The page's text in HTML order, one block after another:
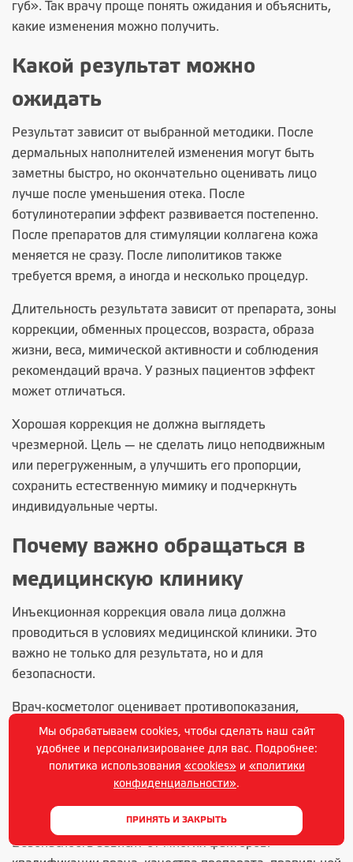
губ». Так врачу проще понять ожидания и объяснить,
какие изменения можно получить.
Какой результат можно
ожидать
Результат зависит от выбранной методики. После
дермальных наполнителей изменения могут быть
заметны быстро, но окончательно оценивать лицо
лучше после уменьшения отека. После
ботулинотерапии эффект развивается постепенно.
После препаратов для стимуляции коллагена кожа
меняется не сразу. После липолитиков также
требуется время, а иногда и несколько процедур.
Длительность результата зависит от препарата, зоны
коррекции, обменных процессов, возраста, образа
жизни, веса, мимической активности и соблюдения
рекомендаций врача. У разных пациентов эффект
может отличаться.
Хорошая коррекция не должна выглядеть
чрезмерной. Цель — не сделать лицо неподвижным
или перегруженным, а улучшить его пропорции,
сохранить естественную мимику и подчеркнуть
индивидуальные черты.
Почему важно обращаться в
медицинскую клинику
Инъекционная коррекция овала лица должна
проводиться в условиях медицинской клиники. Это
важно не только для результата, но и для
безопасности.
Врач-косметолог оценивает противопоказания,
выбирает препарат, определяет зоны введения,
соблюдает правила антисептики и объясняет
возможные реакции. Если после процедуры возникает
нежелательная ситуация, пациент может обратиться
за медицинской помощью в ту же клинику.
Безопасность зависит от многих факторов:
Мы обрабатываем cookies, чтобы сделать наш сайт
удобнее и персонализированее для вас. Подробнее:
политика использования «cookies» и «политики
конфиденциальности».
ПРИНЯТЬ И ЗАКРЫТЬ